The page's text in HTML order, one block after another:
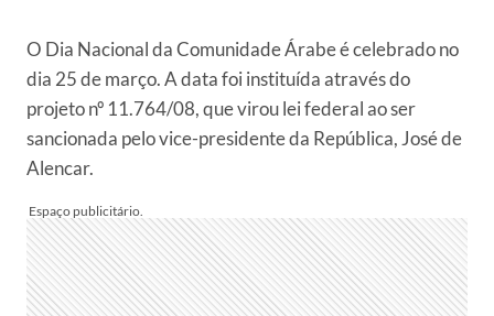
O Dia Nacional da Comunidade Árabe é celebrado no
dia 25 de março. A data foi instituída através do
projeto nº 11.764/08, que virou lei federal ao ser
sancionada pelo vice-presidente da República, José de
Alencar.